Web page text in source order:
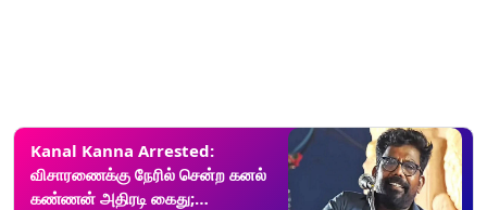
Kanal Kanna Arrested:
விசாரணைக்கு நேரில் சென்ற கனல்
கண்ணன் அதிரடி கைது;